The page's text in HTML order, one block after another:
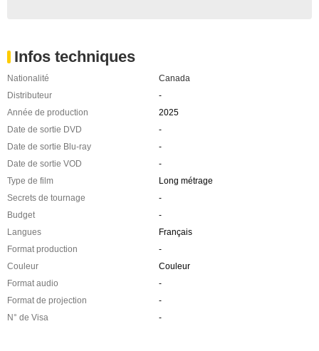
Infos techniques
Nationalité
Canada
Distributeur
-
Année de production
2025
Date de sortie DVD
-
Date de sortie Blu-ray
-
Date de sortie VOD
-
Type de film
Long métrage
Secrets de tournage
-
Budget
-
Langues
Français
Format production
-
Couleur
Couleur
Format audio
-
Format de projection
-
N° de Visa
-